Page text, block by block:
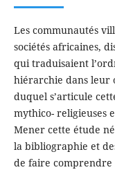
Les communautés
sociétés africaines,
qui traduisaient
hiérarchie dans leur
duquel s’articule
mythico- religieuses
Mener cette étude
la bibliographie et
de faire comprendre